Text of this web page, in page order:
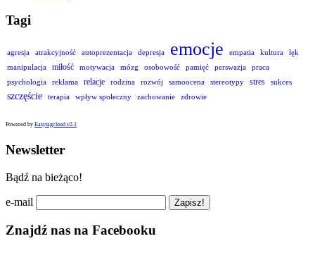
Tagi
agresja atrakcyjność autoprezentacja depresja emocje empatia kultura
lęk
manipulacja
miłość motywacja mózg osobowość pamięć perswazja
praca
psychologia
reklama relacje rodzina rozwój samoocena stereotypy stres sukces
szczęście terapia wpływ społeczny zachowanie zdrowie
Powered by Easytagcloud v2.1
Newsletter
Bądź na bieżąco!
e-mail
Znajdź nas na Facebooku